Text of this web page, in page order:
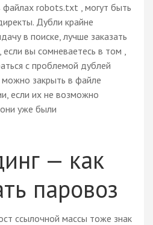
robots.txt , могут быть
Дубли крайне
в поиске, лучше заказать
вы сомневаетесь в том ,
с проблемой дублей
закрыть в файле
если их не возможно
уже были
— как
паровоз
ссылочной массы тоже знак